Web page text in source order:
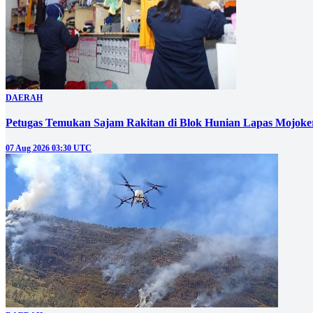
DAERAH
Petugas Temukan Sajam Rakitan di Blok Hunian Lapas
07 Aug 2026 03:30 UTC